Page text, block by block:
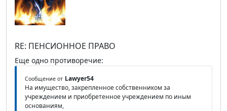
RE: ПЕНСИОННОЕ ПРАВО
Еще одно противоречие:
Сообщение от Lawyer54
На имущество, закрепленное собственником за
учреждением и приобретенное учреждением по иным
основаниям,